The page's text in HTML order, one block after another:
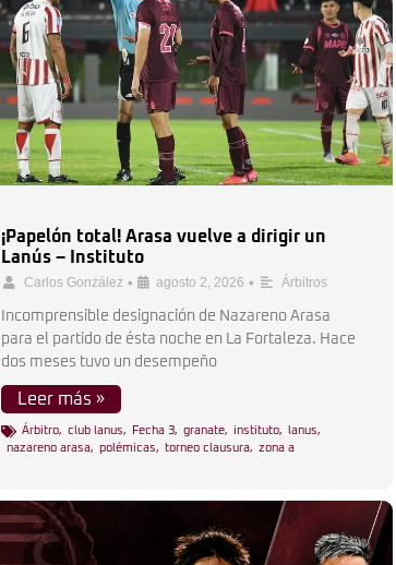
¡Papelón total! Arasa vuelve a dirigir un
Lanús – Instituto
Carlos González • agosto 2, 2026 • Árbitros
Incomprensible designación de Nazareno Arasa
para el partido de ésta noche en La Fortaleza. Hace
dos meses tuvo un desempeño
Leer más »
Árbitro, club lanus, Fecha 3, granate, instituto, lanus,
nazareno arasa, polémicas, torneo clausura, zona a